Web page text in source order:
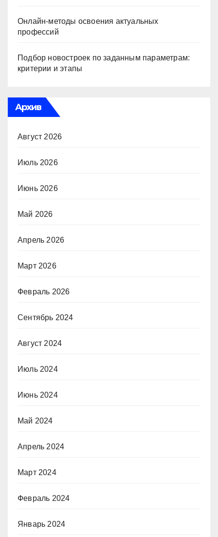
Онлайн-методы освоения актуальных
профессий
Подбор новостроек по заданным параметрам:
критерии и этапы
Архив
Август 2026
Июль 2026
Июнь 2026
Май 2026
Апрель 2026
Март 2026
Февраль 2026
Сентябрь 2024
Август 2024
Июль 2024
Июнь 2024
Май 2024
Апрель 2024
Март 2024
Февраль 2024
Январь 2024